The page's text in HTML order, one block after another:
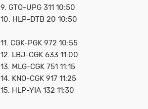
9. GTO-UPG 311 10:50
10. HLP-DTB 20 10:50
11. CGK-PGK 972 10:55
12. LBJ-CGK 633 11:00
13. MLG-CGK 751 11:15
14. KNO-CGK 917 11:25
15. HLP-YIA 132 11:30